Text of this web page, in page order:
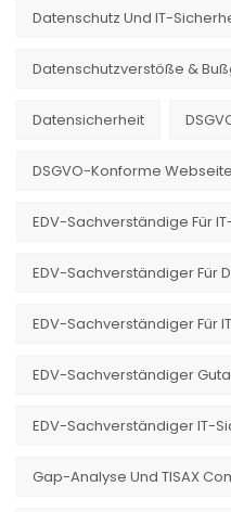
Datenschutz Und IT-
Datenschutzverstöße &
Datensicherheit
DSGVO-Konforme
EDV-Sachverständige Für
EDV-Sachverständiger Für
EDV-Sachverständiger Für
EDV-Sachverständiger
EDV-Sachverständiger IT-
Gap-Analyse Und TISAX